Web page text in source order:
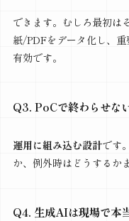
できます。むしろ最初
紙/PDFをデータ化し、
有効です。
Q3. PoCで終わらせな
運用に組み込む設計です
か、例外時はどうするか
Q4. 生成AIは現場で本